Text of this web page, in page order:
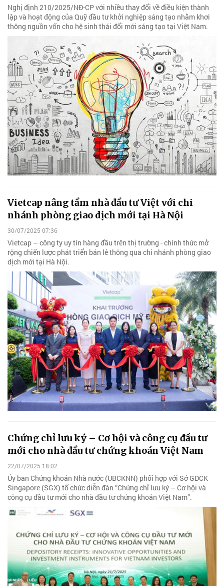
Nghị định 210/2025/NĐ-CP với nhiều thay đổi về điều kiện thành
lập và hoạt động của Quỹ đầu tư khởi nghiệp sáng tạo nhằm khơi
thông nguồn vốn cho hệ sinh thái đổi mới sáng tạo tại Việt Nam.
Vietcap nâng tầm nhà đầu tư Việt với chi
nhánh phòng giao dịch mới tại Hà Nội
30/07/2025 07:36
Vietcap – công ty uy tín hàng đầu trên thị trường - chính thức mở
rộng chiến lược phát triển bán lẻ thông qua chi nhánh phòng giao
dịch mới tại Hà Nội.
Chứng chỉ lưu ký – Cơ hội và công cụ đầu tư
mới cho nhà đầu tư chứng khoán Việt Nam
22/07/2025 18:02
Ủy ban Chứng khoán Nhà nước (UBCKNN) phối hợp với Sở GDCK
Singapore (SGX) tổ chức diễn đàn “Chứng chỉ lưu ký – Cơ hội và
công cụ đầu tư mới cho nhà đầu tư chứng khoán Việt Nam”.